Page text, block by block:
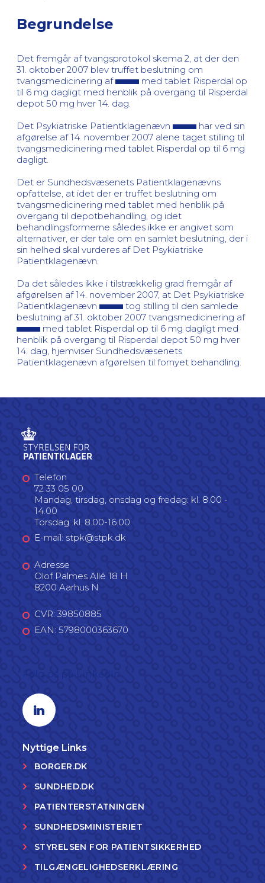
Begrundelse
Det fremgår af tvangsprotokol skema 2, at der den
31. oktober 2007 blev truffet beslutning om
tvangsmedicinering af
med tablet Risperdal op
til 6 mg dagligt med henblik på overgang til Risperdal
depot 50 mg hver 14. dag.
Det Psykiatriske Patientklagenævn
har ved sin
afgørelse af 14. november 2007 alene taget stilling til
tvangsmedicinering med tablet Risperdal op til 6 mg
dagligt.
Det er Sundhedsvæsenets Patientklagenævns
opfattelse, at idet der er truffet beslutning om
tvangsmedicinering med tablet med henblik på
overgang til depotbehandling, og idet
behandlingsformerne således ikke er angivet som
alternativer, er der tale om en samlet beslutning, der i
sin helhed skal vurderes af Det Psykiatriske
Patientklagenævn.
Da det således ikke i tilstrækkelig grad fremgår af
afgørelsen af 14. november 2007, at Det Psykiatriske
Patientklagenævn
tog stilling til den samlede
beslutning af 31. oktober 2007 tvangsmedicinering af
med tablet Risperdal op til 6 mg dagligt med
henblik på overgang til Risperdal depot 50 mg hver
14. dag, hjemviser Sundhedsvæsenets
Patientklagenævn afgørelsen til fornyet behandling.
Telefon
72 33 05 00
Mandag, tirsdag, onsdag og fredag: kl. 8.00 -
14.00
Torsdag: kl. 8.00-16.00
E-mail: stpk@stpk.dk
Adresse
Olof Palmes Allé 18 H
8200 Aarhus N
CVR: 39850885
EAN: 5798000363670
Linkedin profil
Nyttige Links
BORGER.DK
SUNDHED.DK
PATIENTERSTATNINGEN
SUNDHEDSMINISTERIET
STYRELSEN FOR PATIENTSIKKERHED
TILGÆNGELIGHEDSERKLÆRING